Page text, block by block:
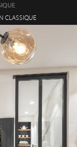
CLASSIQUE